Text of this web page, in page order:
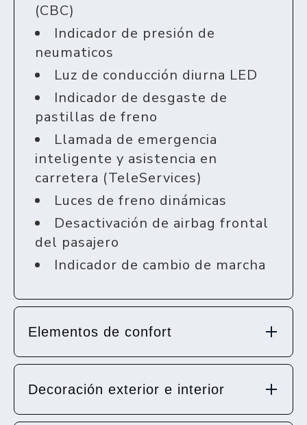
(CBC)
Indicador de presión de
neumaticos
Luz de conducción diurna LED
Indicador de desgaste de
pastillas de freno
Llamada de emergencia
inteligente y asistencia en
carretera (TeleServices)
Luces de freno dinámicas
Desactivación de airbag frontal
del pasajero
Indicador de cambio de marcha
Elementos de confort
Decoración exterior e interior